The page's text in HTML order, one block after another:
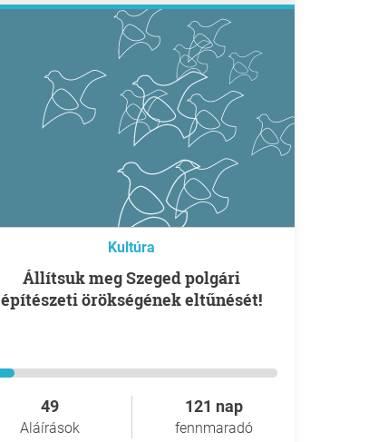
Kultúra
Állítsuk meg Szeged polgári
építészeti örökségének eltűnését!
49
Aláírások
121 nap
fennmaradó